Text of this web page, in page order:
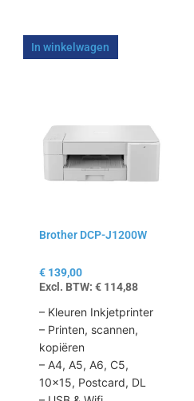
In winkelwagen
Brother DCP-J1200W
€ 139,00
Excl. BTW: € 114,88
– Kleuren Inkjetprinter
– Printen, scannen,
kopiëren
– A4, A5, A6, C5,
10×15, Postcard, DL